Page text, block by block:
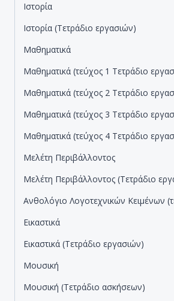
Ιστορία
Ιστορία (Τετράδιο εργασιών)
Μαθηματικά
Μαθηματικά (τεύχος 1 Τετράδιο
Μαθηματικά (τεύχος 2 Τετράδιο
Μαθηματικά (τεύχος 3 Τετράδιο
Μαθηματικά (τεύχος 4 Τετράδιο
Μελέτη Περιβάλλοντος
Μελέτη Περιβάλλοντος (Τετράδιο
Ανθολόγιο Λογοτεχνικών Κειμένων
Εικαστικά
Εικαστικά (Τετράδιο εργασιών)
Μουσική
Μουσική (Τετράδιο ασκήσεων)